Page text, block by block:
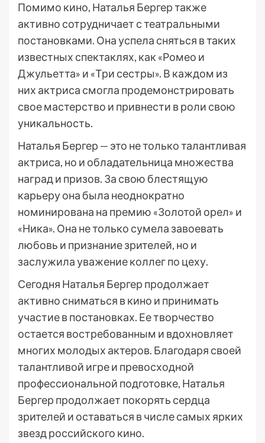
Помимо кино, Наталья Бергер также
активно сотрудничает с театральными
постановками. Она успела сняться в таких
известных спектаклях, как «Ромео и
Джульетта» и «Три сестры». В каждом из
них актриса смогла продемонстрировать
свое мастерство и привнести в роли свою
уникальность.
Наталья Бергер — это не только талантливая
актриса, но и обладательница множества
наград и призов. За свою блестящую
карьеру она была неоднократно
номинирована на премию «Золотой орел» и
«Ника». Она не только сумела завоевать
любовь и признание зрителей, но и
заслужила уважение коллег по цеху.
Сегодня Наталья Бергер продолжает
активно сниматься в кино и принимать
участие в постановках. Ее творчество
остается востребованным и вдохновляет
многих молодых актеров. Благодаря своей
талантливой игре и превосходной
профессиональной подготовке, Наталья
Бергер продолжает покорять сердца
зрителей и оставаться в числе самых ярких
звезд российского кино.